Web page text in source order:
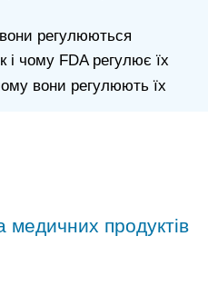
регулюються
і чому FDA регулює їх
вони регулюють їх
продуктів